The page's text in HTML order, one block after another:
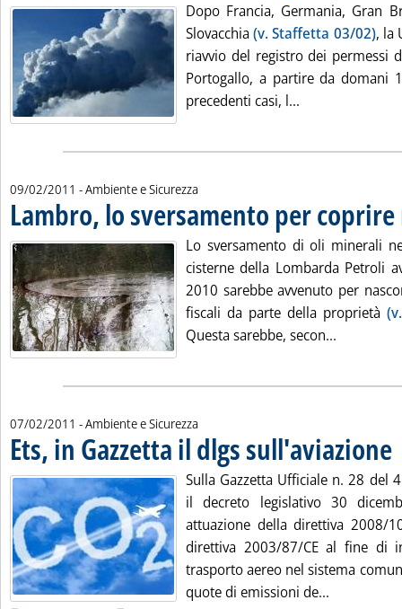
Dopo Francia, Germania, Gran
Slovacchia(v. Staffetta 03/02), la
riavvio del registro dei permessi
Portogallo, a partire da domani
precedenti casi, l...
09/02/2011 - Ambiente e Sicurezza
Lambro, lo sversamento per
Lo sversamento di oli minerali
cisterne della Lombarda Petroli
2010 sarebbe avvenuto per
fiscali da parte della proprietà
Questa sarebbe, secon...
07/02/2011 - Ambiente e Sicurezza
Ets, in Gazzetta il dlgs sull'aviazione
Sulla Gazzetta Ufficiale n. 28 del
il decreto legislativo 30
attuazione della direttiva 2008/
direttiva 2003/87/CE al fine di
trasporto aereo nel sistema
quote di emissioni de...